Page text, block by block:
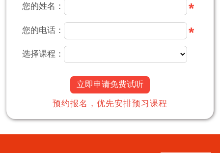
您的姓名： *
您的电话： *
选择课程：
立即申请免费试听
预约报名，优先安排预习课程